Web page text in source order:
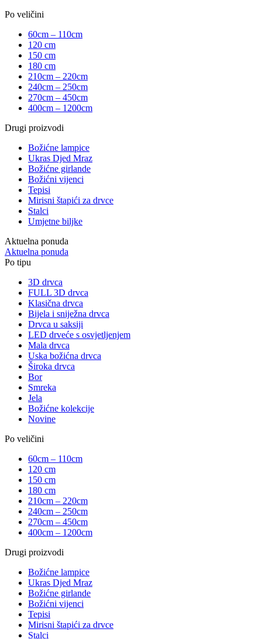
Po veličini
60cm – 110cm
120 cm
150 cm
180 cm
210cm – 220cm
240cm – 250cm
270cm – 450cm
400cm – 1200cm
Drugi proizvodi
Božićne lampice
Ukras Djed Mraz
Božićne girlande
Božićni vijenci
Tepisi
Mirisni štapići za drvce
Stalci
Umjetne biljke
Aktuelna ponuda
Aktuelna ponuda
Po tipu
3D drvca
FULL 3D drvca
Klasična drvca
Bijela i sniježna drvca
Drvca u saksiji
LED drveće s osvjetljenjem
Mala drvca
Uska božićna drvca
Široka drvca
Bor
Smreka
Jela
Božićne kolekcije
Novine
Po veličini
60cm – 110cm
120 cm
150 cm
180 cm
210cm – 220cm
240cm – 250cm
270cm – 450cm
400cm – 1200cm
Drugi proizvodi
Božićne lampice
Ukras Djed Mraz
Božićne girlande
Božićni vijenci
Tepisi
Mirisni štapići za drvce
Stalci